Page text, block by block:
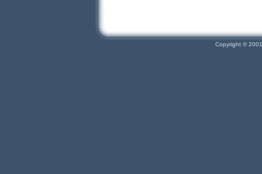
Copyright ©